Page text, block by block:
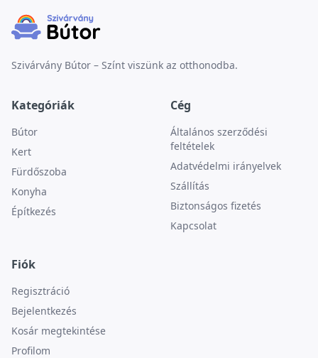
Szivárvány Bútor – Színt viszünk az otthonodba.
Kategóriák
Bútor
Kert
Fürdőszoba
Konyha
Építkezés
Cég
Általános szerződési
feltételek
Adatvédelmi irányelvek
Szállítás
Biztonságos fizetés
Kapcsolat
Fiók
Regisztráció
Bejelentkezés
Kosár megtekintése
Profilom